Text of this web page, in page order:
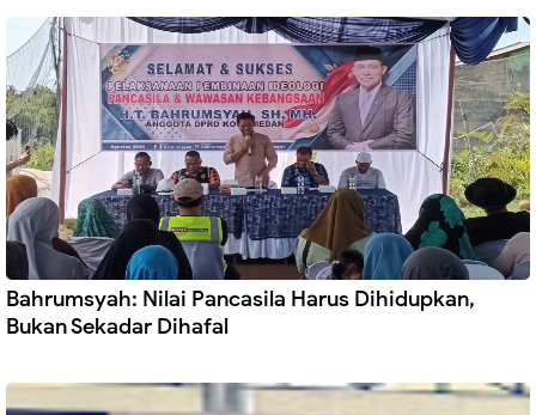
Bahrumsyah: Nilai Pancasila Harus Dihidupkan,
Bukan Sekadar Dihafal